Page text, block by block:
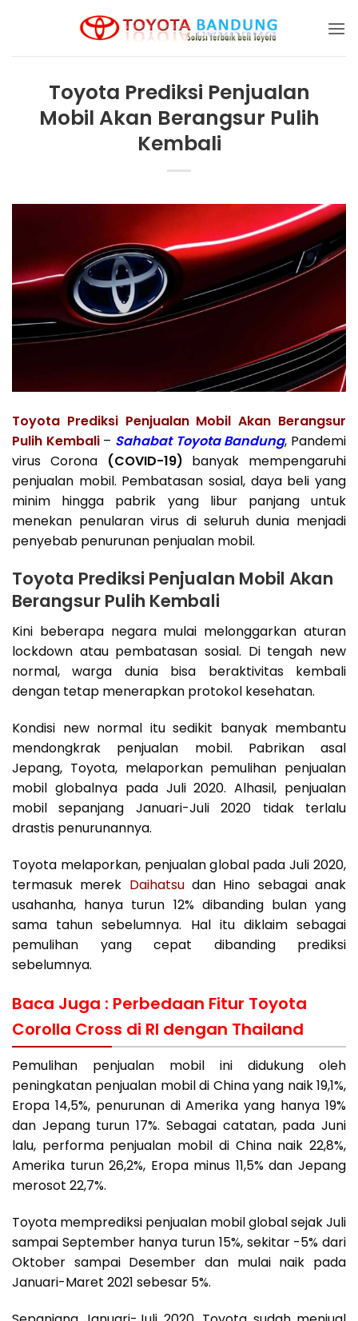
Toyota Prediksi Penjualan
Mobil Akan Berangsur Pulih
Kembali
Toyota Prediksi Penjualan Mobil Akan Berangsur
Pulih Kembali– Sahabat Toyota Bandung, Pandemi
virus Corona
(COVID-19) banyak mempengaruhi
penjualan mobil. Pembatasan sosial, daya beli yang
minim hingga pabrik yang libur panjang untuk
menekan penularan virus di seluruh dunia menjadi
penyebab penurunan penjualan mobil.
Toyota Prediksi Penjualan Mobil Akan
Berangsur Pulih Kembali
Kini beberapa negara mulai melonggarkan aturan
lockdown atau pembatasan sosial. Di tengah new
normal, warga dunia bisa beraktivitas kembali
dengan tetap menerapkan protokol kesehatan.
Kondisi new normal itu sedikit banyak membantu
mendongkrak penjualan mobil. Pabrikan asal
Jepang, Toyota, melaporkan pemulihan penjualan
mobil globalnya pada Juli 2020. Alhasil, penjualan
mobil sepanjang Januari-Juli 2020 tidak terlalu
drastis penurunannya.
Toyota melaporkan, penjualan global pada Juli 2020,
termasuk merek Daihatsudan Hino sebagai anak
usahanha, hanya turun 12% dibanding bulan yang
sama tahun sebelumnya. Hal itu diklaim sebagai
pemulihan yang cepat dibanding prediksi
sebelumnya.
Baca Juga : Perbedaan Fitur Toyota
Corolla Cross di RI dengan Thailand
Pemulihan penjualan mobil ini didukung oleh
peningkatan penjualan mobil di China yang naik 19,1%,
Eropa 14,5%, penurunan di Amerika yang hanya 19%
dan Jepang turun 17%. Sebagai catatan, pada Juni
lalu, performa penjualan mobil di China naik 22,8%,
Amerika turun 26,2%, Eropa minus 11,5% dan Jepang
merosot 22,7%.
Toyota memprediksi penjualan mobil global sejak Juli
sampai September hanya turun 15%, sekitar -5% dari
Oktober sampai Desember dan mulai naik pada
Januari-Maret 2021 sebesar 5%.